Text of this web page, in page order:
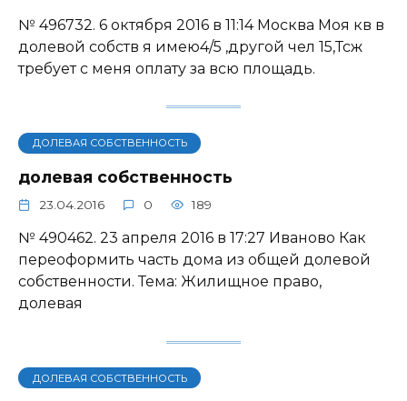
№ 496732. 6 октября 2016 в 11:14 Москва Моя кв в
долевой собств я имею4/5 ,другой чел 15,Тсж
требует с меня оплату за всю площадь.
ДОЛЕВАЯ СОБСТВЕННОСТЬ
долевая собственность
23.04.2016 0 189
№ 490462. 23 апреля 2016 в 17:27 Иваново Как
переоформить часть дома из общей долевой
собственности. Тема: Жилищное право,
долевая
ДОЛЕВАЯ СОБСТВЕННОСТЬ